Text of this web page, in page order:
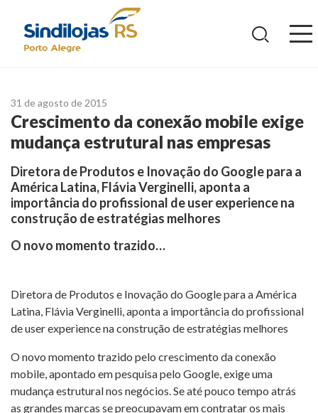
31 de agosto de 2015
Crescimento da conexão mobile exige
mudança estrutural nas empresas
Diretora de Produtos e Inovação do Google para a
América Latina, Flávia Verginelli, aponta a
importância do profissional de user experience na
construção de estratégias melhores
O novo momento trazido…
Diretora de Produtos e Inovação do Google para a América
Latina, Flávia Verginelli, aponta a importância do profissional
de user experience na construção de estratégias melhores
O novo momento trazido pelo crescimento da conexão
mobile, apontado em pesquisa pelo Google, exige uma
mudança estrutural nos negócios. Se até pouco tempo atrás
as grandes marcas se preocupavam em contratar os mais